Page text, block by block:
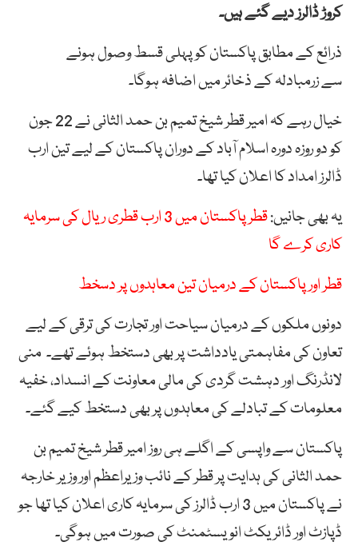
کروڑ ڈالرز دیے گئے ہیں۔
ذرائع کے مطابق پاکستان کو پہلی قسط وصول ہونے
سے زرمبادلہ کے ذخائر میں اضافہ ہوگا۔
خیال رہے کہ امیر قطر شیخ تمیم بن حمد الثانی نے 22 جون
کو دو روزہ دورہ اسلام آباد کے دوران پاکستان کے لیے تین ارب
ڈالرز امداد کا اعلان کیا تھا۔
یہ بھی جانیں:
قطر پاکستان میں 3 ارب قطری ریال کی سرمایہ
کاری کرے گا
قطر اور پاکستان کے درمیان تین معاہدوں پر دسخط
دونوں ملکوں کے درمیان سیاحت اور تجارت کی ترقی کے لیے
تعاون کی مفاہمتی یادداشت پر بھی دستخط ہوئے تھے۔ منی
لانڈرنگ اور دہشت گردی کی مالی معاونت کے انسداد، خفیہ
معلومات کے تبادلے کی معاہدوں پر بھی دستخط کیے گئے۔
پاکستان سے واپسی کے اگلے ہی روز امیر قطر شیخ تمیم بن
حمد الثانی کی ہدایت پر قطر کے نائب وزیراعظم اور وزیر خارجہ
نے پاکستان میں 3 ارب ڈالرز کی سرمایہ کاری اعلان کیا تھا جو
ڈپازٹ اور ڈائریکٹ انویسٹمنٹ کی صورت میں ہوگی۔